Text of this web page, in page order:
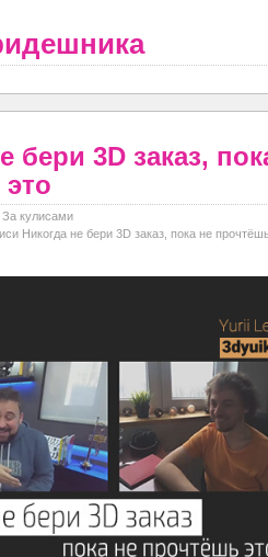
бери 3D заказ,
За кулисами
Никогда не бери 3D заказ, пока не